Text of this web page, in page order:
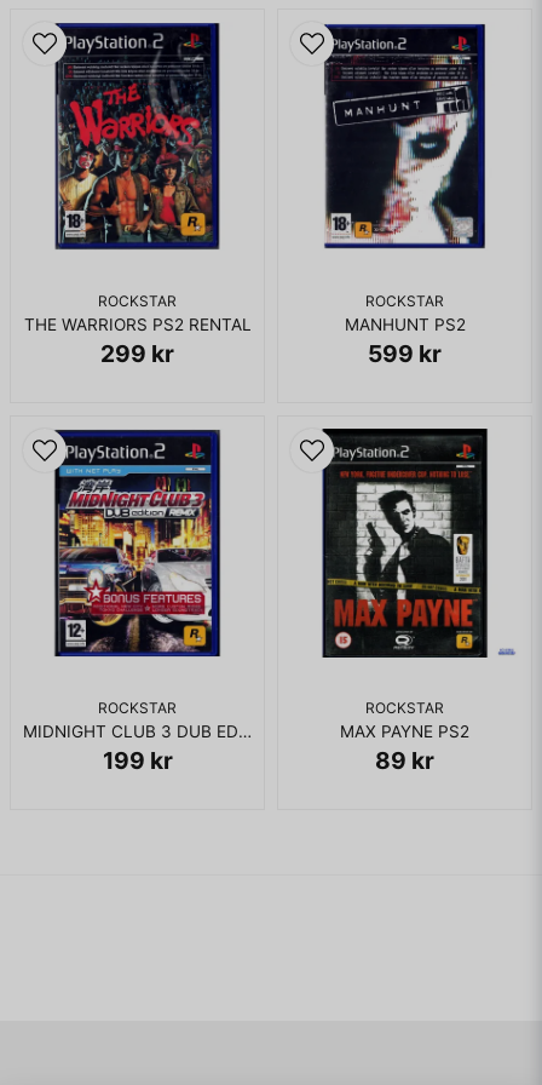
ROCKSTAR
THE WARRIORS PS2 RENTAL
299 kr
ROCKSTAR
MANHUNT PS2
599 kr
ROCKSTAR
MIDNIGHT CLUB 3 DUB EDITION REMIX PS2
199 kr
ROCKSTAR
MAX PAYNE PS2
89 kr